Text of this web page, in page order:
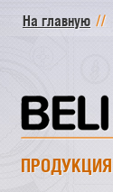
На главную
ПРОДУКЦИЯ